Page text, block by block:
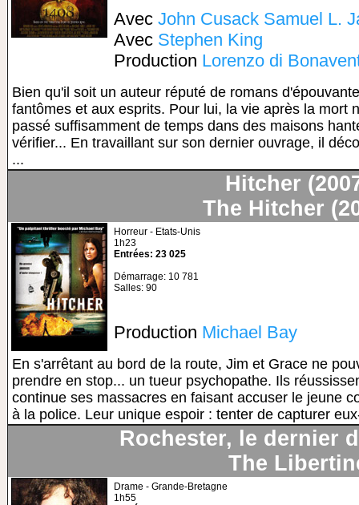
Avec John Cusack Samuel L.
Avec Stephen King
Production Lorenzo di
Bien qu'il soit un auteur réputé de romans
fantômes et aux esprits. Pour lui, la vie après la mort
passé suffisamment de temps dans des maisons
vérifier... En travaillant sur son dernier ouvrage, il
...
Hitcher
The Hitcher
Horreur - Etats-Unis
1h23
Entrées: 23 025
Démarrage: 10 781
Salles: 90
Production Michael Bay
En s'arrêtant au bord de la route, Jim et Grace ne
prendre en stop... un tueur psychopathe. Ils
continue ses massacres en faisant accuser le jeune
à la police. Leur unique espoir : tenter de capturer
Rochester, le dernier
The
Drame - Grande-Bretagne
1h55